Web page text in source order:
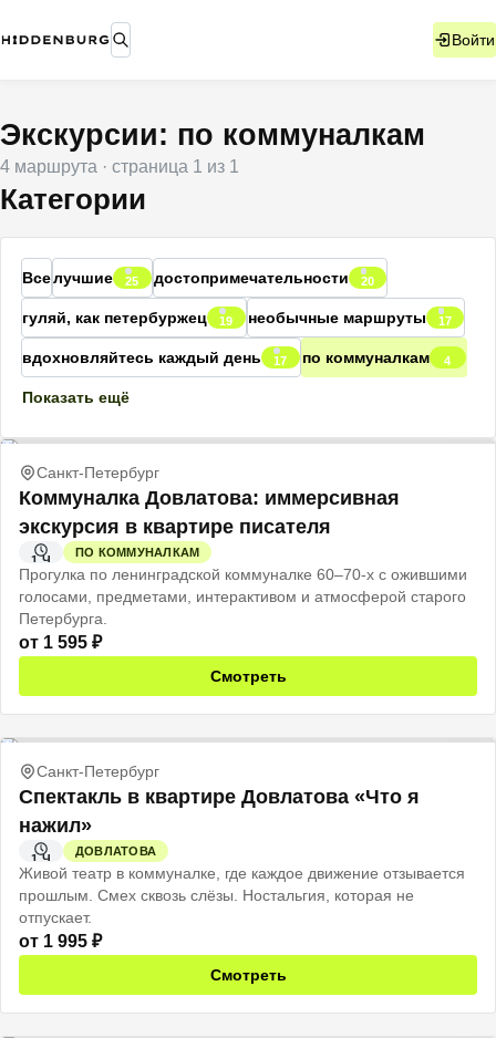
Войти
Экскурсии: по коммуналкам
4 маршрута · страница 1 из 1
Категории
Вселучшие 25 достопримечательности 20
гуляй, как петербуржец 19 необычные маршруты 17
вдохновляйтесь каждый день 17 по коммуналкам 4
Показать ещё
Санкт-Петербург
Коммуналка Довлатова: иммерсивная
экскурсия в квартире писателя
1 Ч
ПО КОММУНАЛКАМ
Прогулка по ленинградской коммуналке 60–70-х с ожившими
голосами, предметами, интерактивом и атмосферой старого
Петербурга.
от 1 595 ₽
Смотреть
Санкт-Петербург
Спектакль в квартире Довлатова «Что я
нажил»
1 Ч
ДОВЛАТОВА
Живой театр в коммуналке, где каждое движение отзывается
прошлым. Смех сквозь слёзы. Ностальгия, которая не
отпускает.
от 1 995 ₽
Смотреть